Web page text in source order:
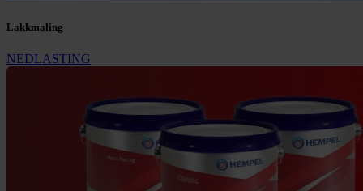
Lakkmaling
NEDLASTING